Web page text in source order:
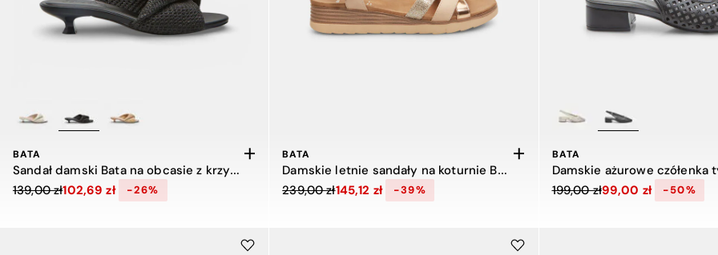
BATA
Sandał damski Bata na obcasie z krzyżującym się paskiem
Cena obniżona z 139,00 zł do 102,69 zł, zniżka 26 procent
139,00 zł102,69 zł -26%
BATA
Damskie letnie sandały na koturnie Baťa
Cena obniżona z 239,00 zł do 145,12 zł, zniżka 39 procent
239,00 zł145,12 zł -39%
BATA
Cena obniżona z 199,00 zł
199,00 zł99,00 zł -50%